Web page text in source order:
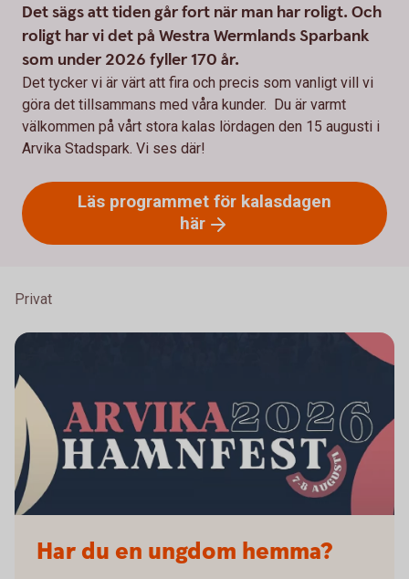
Det sägs att tiden går fort när man har roligt. Och
roligt har vi det på Westra Wermlands Sparbank
som under 2026 fyller 170 år.
Det tycker vi är värt att fira och precis som vanligt vill vi
göra det tillsammans med våra kunder. Du är varmt
välkommen på vårt stora kalas lördagen den 15 augusti i
Arvika Stadspark. Vi ses där!
Läs programmet för kalasdagen
här
Privat
Har du en ungdom hemma?